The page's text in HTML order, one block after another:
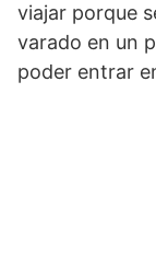
viajar porque
varado en un
poder entrar